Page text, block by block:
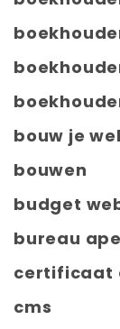
bouw je
bouwen
budget
bureau
certificaat
cms